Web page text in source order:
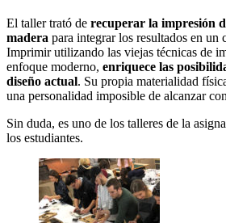
El taller trató de recuperar la impresión
madera para integrar los resultados en un
Imprimir utilizando las viejas técnicas de
enfoque moderno, enriquece las
diseño actual. Su propia materialidad
una personalidad imposible de alcanzar
Sin duda, es uno de los talleres de la
los estudiantes.